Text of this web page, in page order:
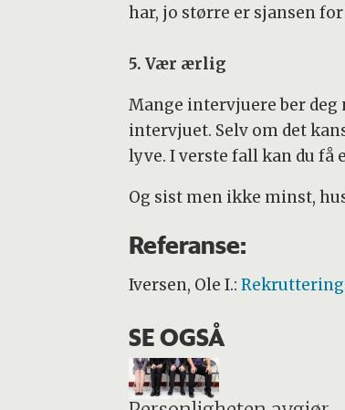
har, jo større er sjansen
5. Vær ærlig
Mange intervjuere ber
intervjuet. Selv om det
lyve. I verste fall kan du få
Og sist men ikke minst,
Referanse:
Iversen, Ole I.:
SE OGSÅ